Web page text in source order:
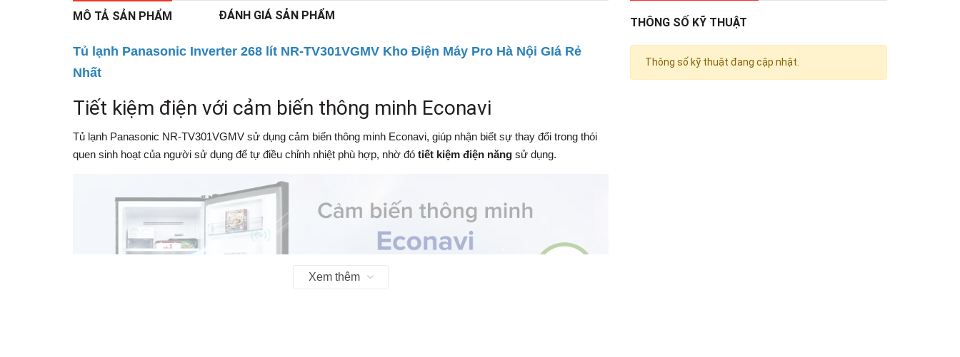
MÔ TẢ SẢN PHẨM ĐÁNH GIÁ SẢN PHẨM
Tủ lạnh Panasonic Inverter 268 lít NR-TV301VGMV Kho Điện Máy Pro Hà Nội GIá Rẻ
Nhất
Tiết kiệm điện với cảm biến thông minh Econavi
Tủ lạnh Panasonic NR-TV301VGMV sử dụng cảm biến thông minh Econavi, giúp nhận biết sự thay đổi trong thói
quen sinh hoạt của người sử dụng để tự điều chỉnh nhiệt phù hợp, nhờ đó tiết kiệm điện năng sử dụng.
Xem thêm
THÔNG SỐ KỸ THUẬT
Thông số kỹ thuật đang cập nhật.